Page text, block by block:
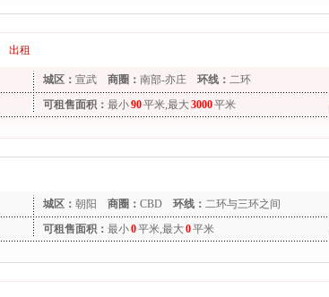
出租
城区： 宣武 商圈： 南部-亦庄 环线： 二环
可租售面积： 最小90平米,最大3000平米
城区： 朝阳 商圈： CBD 环线： 二环与三环之间
可租售面积： 最小0平米,最大0平米